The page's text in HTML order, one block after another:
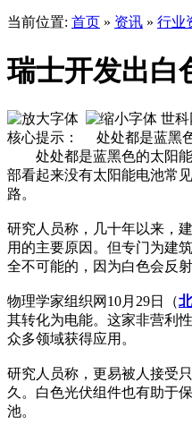
当前位置: 首页 » 资讯 » 行业
瑞士开发出白
世科
核心提示： 处处都是蓝黑色
处处都是蓝黑色的太阳能
部看起来没有太阳能电池常
路。
研究人员称，几十年以来，
用的主要原因。但专门为建
全不可能的，因为白色会反
物理学家组织网10月29日（
其转化为电能。这家非营利
众多领域获得应用。
研究人员称，更易被人接受
久。白色光伏组件也有助于
池。